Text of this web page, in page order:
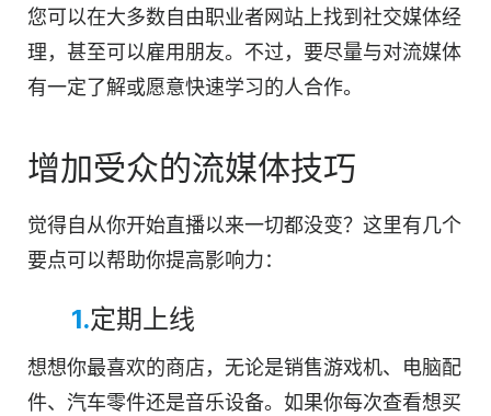
您可以在大多数自由职业者网站上找到社交媒体经
理，甚至可以雇用朋友。不过，要尽量与对流媒体
有一定了解或愿意快速学习的人合作。
增加受众的流媒体技巧
觉得自从你开始直播以来一切都没变？这里有几个
要点可以帮助你提高影响力：
1.定期上线
想想你最喜欢的商店，无论是销售游戏机、电脑配
件、汽车零件还是音乐设备。如果你每次查看想买